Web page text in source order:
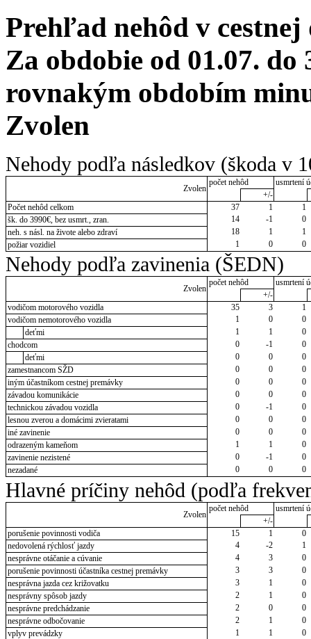
Prehľad nehôd v cestnej
Za obdobie od 01.07. do
rovnakým obdobím
Zvolen
Nehody podľa následkov (škoda v
Zvolen
počet nehôd
usmrtení
+/-
Počet nehôd celkom
37 1
1
šk. do 3990€, bez usmrt., zran.
14 -1
0
neh. s násl. na živote alebo zdraví
18 1
1
požiar vozidiel
1 0 0
Nehody podľa zavinenia (ŠEDN)
Zvolen
počet nehôd
usmrtení
+/-
vodičom motorového vozidla
35 3
1
vodičom nemotorového vozidla
1 0
0
deťmi
1 1
0
chodcom
0 -1
0
deťmi
0 0
0
zamestnancom SŽD
0 0
0
iným účastníkom cestnej premávky
0 0
0
závadou komunikácie
0 0
0
technickou závadou vozidla
0 -1
0
lesnou zverou a domácimi zvieratami
0 0
0
iné zavinenie
0 0
0
odrazeným kameňom
1 1
0
zavinenie nezistené
0 -1
0
nezadané
0 0 0
Hlavné príčiny nehôd (podľa
Zvolen
počet nehôd
usmrtení
+/-
porušenie povinnosti vodiča
15 1
0
nedovolená rýchlosť jazdy
4 -2
1
nesprávne otáčanie a cúvanie
4 3
0
porušenie povinnosti účastníka cestnej premávky
3 3
0
nesprávna jazda cez križovatku
3 1
0
nesprávny spôsob jazdy
2 1
0
nesprávne predchádzanie
2 0
0
nesprávne odbočovanie
2 1
0
vplyv prevádzky
1 1
0